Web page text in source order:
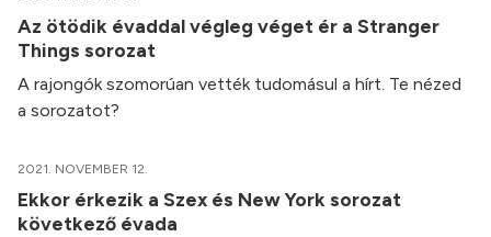
Az ötödik évaddal végleg véget ér a Stranger
Things sorozat
A rajongók szomorúan vették tudomásul a hírt. Te nézed
a sorozatot?
2021. NOVEMBER 12.
Ekkor érkezik a Szex és New York sorozat
következő évada